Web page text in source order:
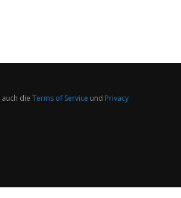
die Terms of Service und Privacy